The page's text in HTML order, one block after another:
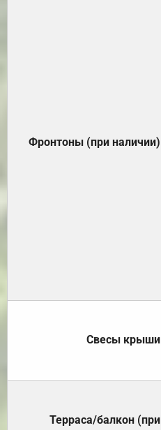
Фронтоны (при наличии)
Свесы крыши
Терраса/балкон (при